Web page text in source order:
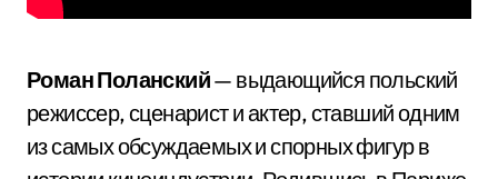
Роман Поланский— выдающийся польский
режиссер, сценарист и актер, ставший одним
из самых обсуждаемых и спорных фигур в